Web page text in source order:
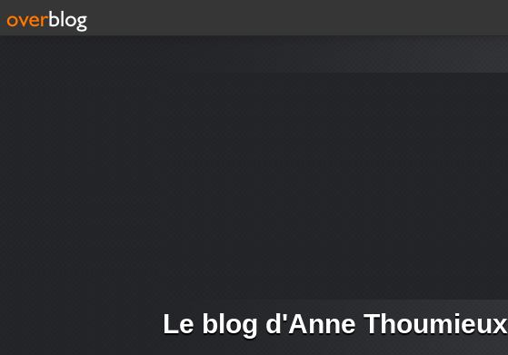
Le blog d'Anne Thoumieux